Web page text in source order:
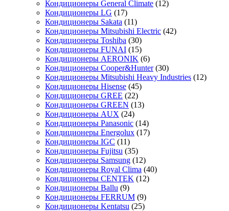
Кондиционеры General Climate (12)
Кондиционеры LG (17)
Кондиционеры Sakata (11)
Кондиционеры Mitsubishi Electric (42)
Кондиционеры Toshiba (30)
Кондиционеры FUNAI (15)
Кондиционеры AERONIK (6)
Кондиционеры Cooper&Hunter (30)
Кондиционеры Mitsubishi Heavy Industries (12)
Кондиционеры Hisense (45)
Кондиционеры GREE (22)
Кондиционеры GREEN (13)
Кондиционеры AUX (24)
Кондиционеры Panasonic (14)
Кондиционеры Energolux (17)
Кондиционеры IGC (11)
Кондиционеры Fujitsu (35)
Кондиционеры Samsung (12)
Кондиционеры Royal Clima (40)
Кондиционеры CENTEK (12)
Кондиционеры Ballu (9)
Кондиционеры FERRUM (9)
Кондиционеры Kentatsu (25)